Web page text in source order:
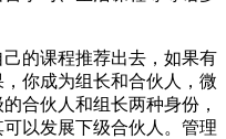
的课程推荐出去，如果有
你成为组长和合伙人，微
合伙人和组长两种身份，
以发展下级合伙人。管理